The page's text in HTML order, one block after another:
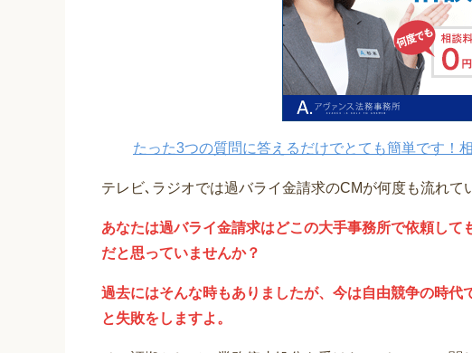
たった3つの質問に答えるだけでとても簡単です！
テレビ､ラジオでは過バライ金請求のCMが何度も流れて
あなたは過バライ金請求はどこの大手事務所で依頼して
だと思っていませんか？
過去にはそんな時もありましたが、今は自由競争の時代
と失敗をしますよ。